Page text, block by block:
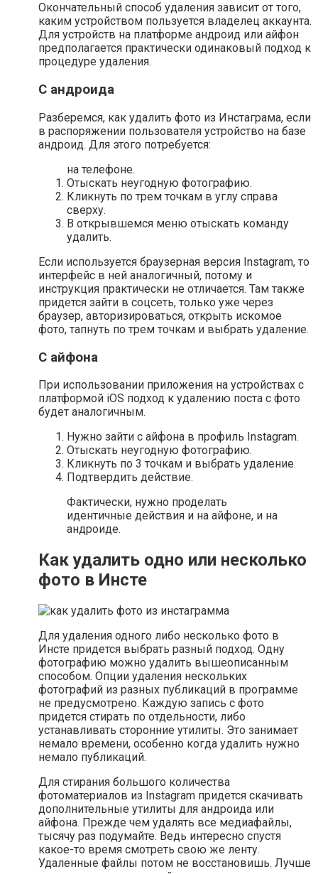
Окончательный способ удаления зависит от того,
каким устройством пользуется владелец аккаунта.
Для устройств на платформе андроид или айфон
предполагается практически одинаковый подход к
процедуре удаления.
С андроида
Разберемся, как удалить фото из Инстаграма, если
в распоряжении пользователя устройство на базе
андроид. Для этого потребуется:
на телефоне.
Отыскать неугодную фотографию.
Кликнуть по трем точкам в углу справа
сверху.
В открывшемся меню отыскать команду
удалить.
Если используется браузерная версия Instagram, то
интерфейс в ней аналогичный, потому и
инструкция практически не отличается. Там также
придется зайти в соцсеть, только уже через
браузер, авторизироваться, открыть искомое
фото, тапнуть по трем точкам и выбрать удаление.
С айфона
При использовании приложения на устройствах с
платформой iOS подход к удалению поста с фото
будет аналогичным.
Нужно зайти с айфона в профиль Instagram.
Отыскать неугодную фотографию.
Кликнуть по 3 точкам и выбрать удаление.
Подтвердить действие.
Фактически, нужно проделать
идентичные действия и на айфоне, и на
андроиде.
Как удалить одно или несколько
фото в Инсте
Для удаления одного либо несколько фото в
Инсте придется выбрать разный подход. Одну
фотографию можно удалить вышеописанным
способом. Опции удаления нескольких
фотографий из разных публикаций в программе
не предусмотрено. Каждую запись с фото
придется стирать по отдельности, либо
устанавливать сторонние утилиты. Это занимает
немало времени, особенно когда удалить нужно
немало публикаций.
Для стирания большого количества
фотоматериалов из Instagram придется скачивать
дополнительные утилиты для андроида или
айфона. Прежде чем удалять все медиафайлы,
тысячу раз подумайте. Ведь интересно спустя
какое-то время смотреть свою же ленту.
Удаленные файлы потом не восстановишь. Лучше